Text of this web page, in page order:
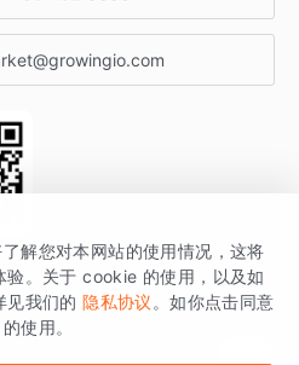
与增长的品牌，核心平台为 GrowingIO
分析云。
解您对本网站的使用情况，这将
验。关于 cookie 的使用，以及如
见我们的 隐私协议 。如你点击同意
使用。